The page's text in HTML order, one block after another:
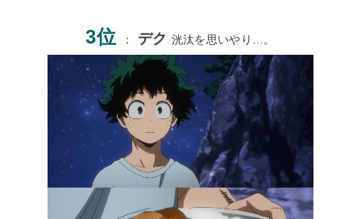
3位 ： デク 洸汰を思いやり…。